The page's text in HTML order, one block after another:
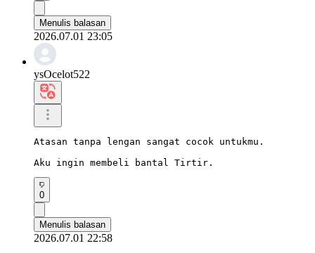
Menulis balasan
2026.07.01 23:05
ysOcelot522
Atasan tanpa lengan sangat cocok untukmu.
Aku ingin membeli bantal Tirtir.
0
Menulis balasan
2026.07.01 22:58